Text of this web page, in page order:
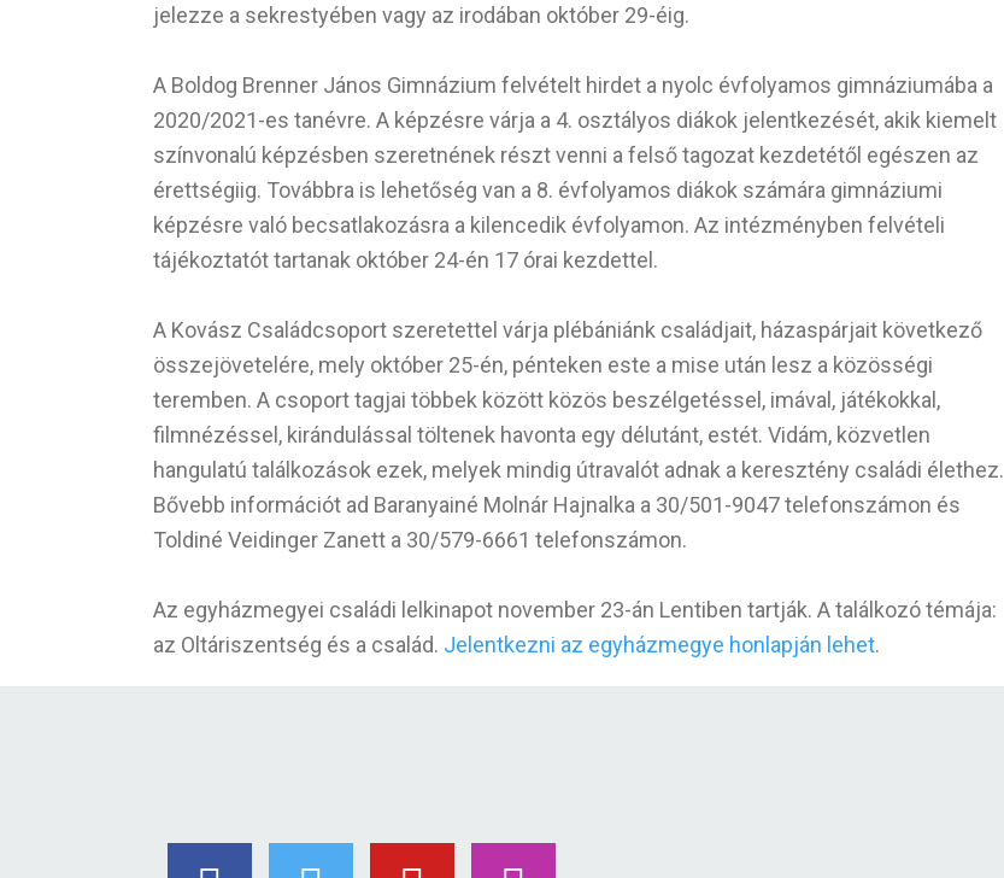
jelezze a sekrestyében vagy az irodában október 29-éig.
A Boldog Brenner János Gimnázium felvételt hirdet a nyolc évfolyamos gimnáziumába a
2020/2021-es tanévre. A képzésre várja a 4. osztályos diákok jelentkezését, akik kiemelt
színvonalú képzésben szeretnének részt venni a felső tagozat kezdetétől egészen az
érettségiig. Továbbra is lehetőség van a 8. évfolyamos diákok számára gimnáziumi
képzésre való becsatlakozásra a kilencedik évfolyamon. Az intézményben felvételi
tájékoztatót tartanak október 24-én 17 órai kezdettel.
A Kovász Családcsoport szeretettel várja plébániánk családjait, házaspárjait következő
összejövetelére, mely október 25-én, pénteken este a mise után lesz a közösségi
teremben. A csoport tagjai többek között közös beszélgetéssel, imával, játékokkal,
filmnézéssel, kirándulással töltenek havonta egy délutánt, estét. Vidám, közvetlen
hangulatú találkozások ezek, melyek mindig útravalót adnak a keresztény családi élethez.
Bővebb információt ad Baranyainé Molnár Hajnalka a 30/501-9047 telefonszámon és
Toldiné Veidinger Zanett a 30/579-6661 telefonszámon.
Az egyházmegyei családi lelkinapot november 23-án Lentiben tartják. A találkozó témája:
az Oltáriszentség és a család. Jelentkezni az egyházmegye honlapján lehet.